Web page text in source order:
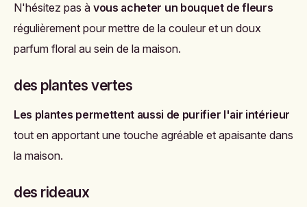
N'hésitez pas à vous acheter un bouquet de fleurs
régulièrement pour mettre de la couleur et un doux
parfum floral au sein de la maison.
des plantes vertes
Les plantes permettent aussi de purifier l'air intérieur
tout en apportant une touche agréable et apaisante dans
la maison.
des rideaux